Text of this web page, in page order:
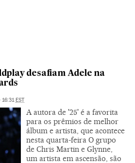
desafiam Adele na
16:31 EST
A autora de '25' é a favorita
para os prêmios de melhor
álbum e artista, que acontece
nesta quarta-feira O grupo
de Chris Martin e Glynne,
um artista em ascensão, são